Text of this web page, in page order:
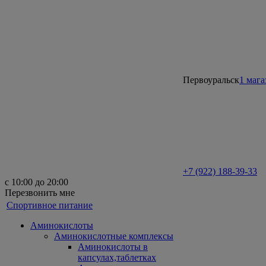
Первоуральск1
+7 (922) 188-39-33
с 10:00 до 20:00
Перезвонить мне
Спортивное питание
Аминокислоты
Аминокислотные комплексы
Аминокислоты в
капсулах,таблетках